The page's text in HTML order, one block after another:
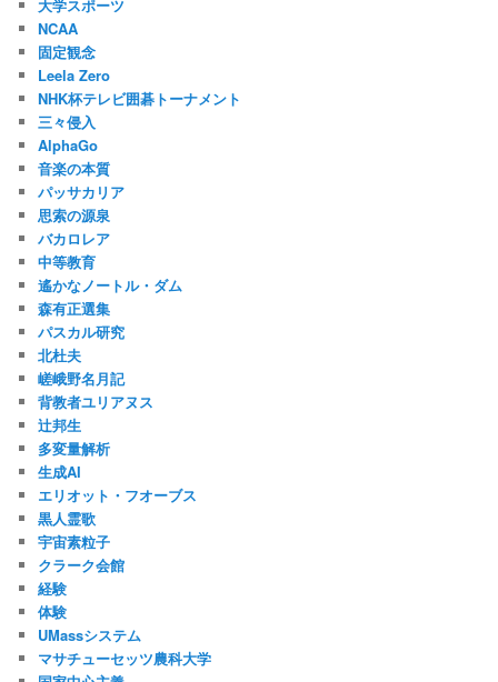
大学スポーツ
NCAA
固定観念
Leela Zero
NHK杯テレビ囲碁トーナメント
三々侵入
AlphaGo
音楽の本質
パッサカリア
思索の源泉
バカロレア
中等教育
遙かなノートル・ダム
森有正選集
パスカル研究
北杜夫
嵯峨野名月記
背教者ユリアヌス
辻邦生
多変量解析
生成AI
エリオット・フオーブス
黒人霊歌
宇宙素粒子
クラーク会館
経験
体験
UMassシステム
マサチューセッツ農科大学